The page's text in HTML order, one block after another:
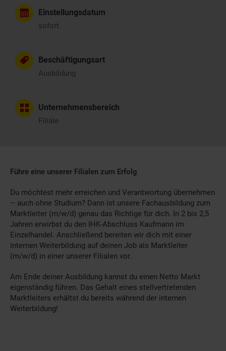
Einstellungsdatum
sofort
Beschäftigungsart
Ausbildung
Unternehmensbereich
Filiale
Führe eine unserer Filialen zum Erfolg
Du möchtest mehr erreichen und Verantwortung übernehmen
– auch ohne Studium? Dann ist unsere Fachausbildung zum
Marktleiter (m/w/d) genau das Richtige für dich. In 2 bis 2,5
Jahren erwirbst du den IHK-Abschluss Kaufmann im
Einzelhandel. Anschließend bereiten wir dich mit einer
internen Weiterbildung auf deinen Job als Marktleiter
(m/w/d) in einer unserer Filialen vor.
Am Ende deiner Ausbildung kannst du einen Netto Markt
eigenständig führen. Das Gehalt eines stellvertretenden
Marktleiters erhältst du bereits während der internen
Weiterbildung!